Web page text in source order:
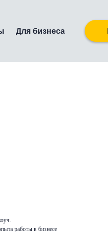
Для бизнеса
работы в бизнесе